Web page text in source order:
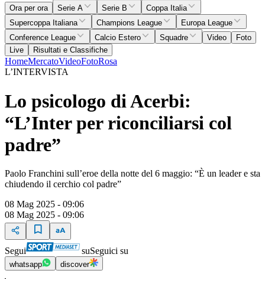
Ora per ora Serie A Serie B
Coppa Italia
Supercoppa Italiana
Champions League
Europa League
Conference League
Calcio Estero Squadre Video
Foto
Live
Risultati e Classifiche
HomeMercatoVideoFotoRosa
L’INTERVISTA
Lo psicologo di Acerbi:
“L’Inter per riconciliarsi col
padre”
Paolo Franchini sull’eroe della notte del 6 maggio: “È un leader e sta
chiudendo il cerchio col padre”
08 Mag 2025 - 09:06
08 Mag 2025 - 09:06
Segui suSeguici su
whatsapp discover